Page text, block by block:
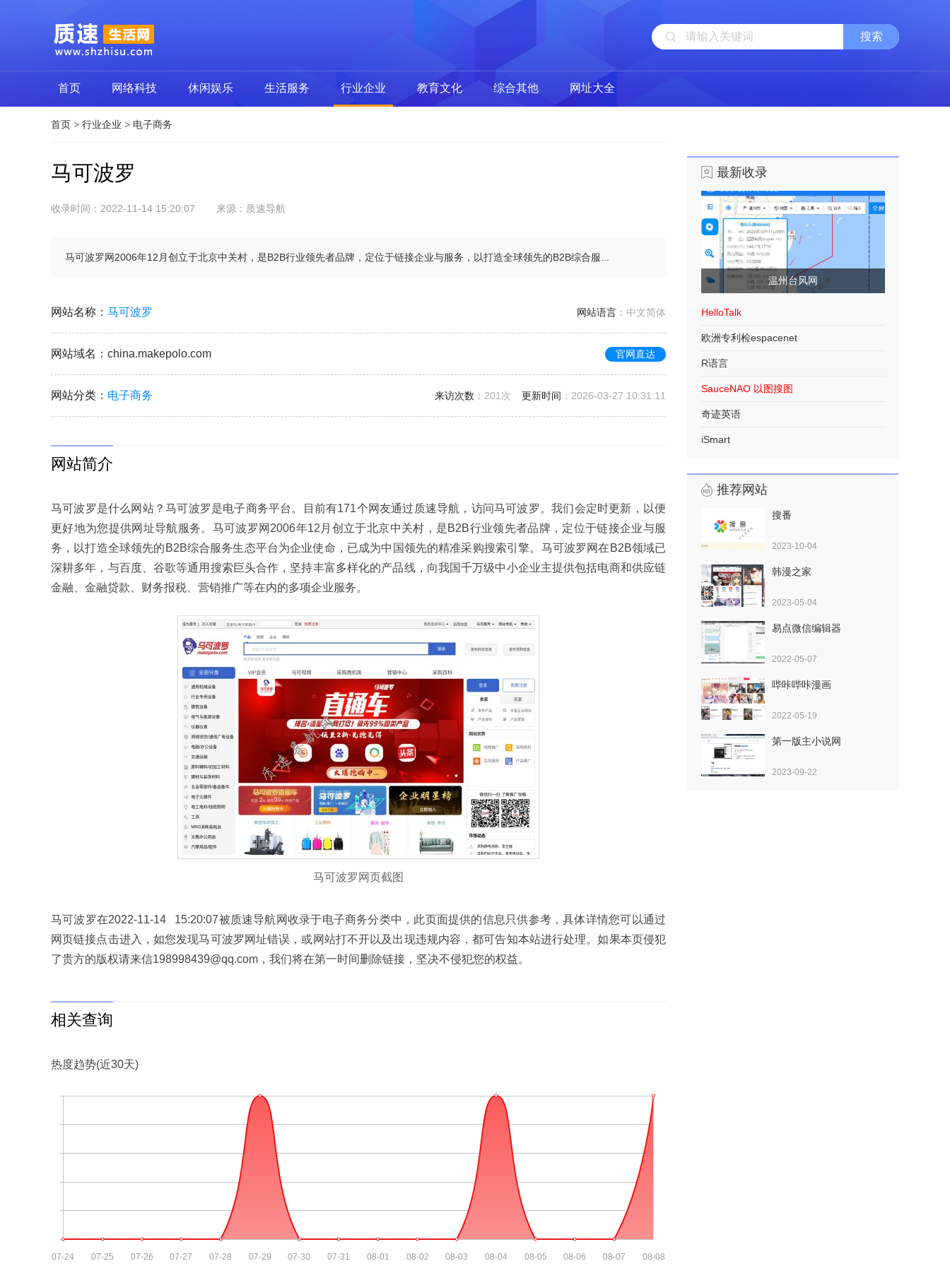
首页 网络科技 休闲娱乐 生活服务 行业企业 教育文化 综合其他 网址大全
首页 > 行业企业 > 电子商务
马可波罗
收录时间：2022-11-14 15:20:07 来源：质速导航
马可波罗网2006年12月创立于北京中关村，是B2B行业领先者品牌，定位于链接企业与服务，以打造全球领先的B2B综合服...
网站名称 ： 马可波罗 网站语言 ：中文简体
网站域名 ：china.makepolo.com 官网直达
网站分类 ： 电子商务 来访次数 ： 201次 更新时间 ：2026-03-27 10:31:11
网站简介
马可波罗是什么网站？马可波罗是电子商务平台。目前有171个网友通过质速导航，访问马可波罗。我们会定时更新，以便
更好地为您提供网址导航服务。马可波罗网2006年12月创立于北京中关村，是B2B行业领先者品牌，定位于链接企业与服
务，以打造全球领先的B2B综合服务生态平台为企业使命，已成为中国领先的精准采购搜索引擎。马可波罗网在B2B领域已
深耕多年，与百度、谷歌等通用搜索巨头合作，坚持丰富多样化的产品线，向我国千万级中小企业主提供包括电商和供应链
金融、金融贷款、财务报税、营销推广等在内的多项企业服务。
马可波罗网页截图
马可波罗在2022-11-14 15:20:07被质速导航网收录于电子商务分类中，此页面提供的信息只供参考，具体详情您可以通过
网页链接点击进入，如您发现马可波罗网址错误，或网站打不开以及出现违规内容，都可告知本站进行处理。如果本页侵犯
了贵方的版权请来信198998439@qq.com，我们将在第一时间删除链接，坚决不侵犯您的权益。
相关查询
热度趋势(近30天)
最新收录
温州台风网
HelloTalk
欧洲专利检espacenet
R语言
SauceNAO 以图搜图
奇迹英语
iSmart
推荐网站
搜番
2023-10-04
韩漫之家
2023-05-04
易点微信编辑器
2022-05-07
哔咔哔咔漫画
2022-05-19
第一版主小说网
2023-09-22